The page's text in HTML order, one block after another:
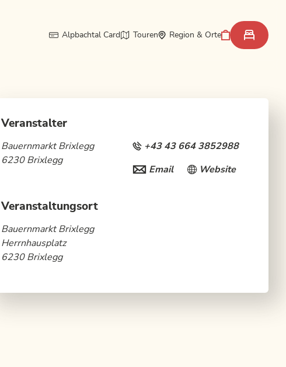
Alpbachtal Card Touren Region & Orte
Veranstalter
Bauernmarkt Brixlegg
6230 Brixlegg
+43 43 664 3852988
Email Website
Veranstaltungsort
Bauernmarkt Brixlegg
Herrnhausplatz
6230 Brixlegg